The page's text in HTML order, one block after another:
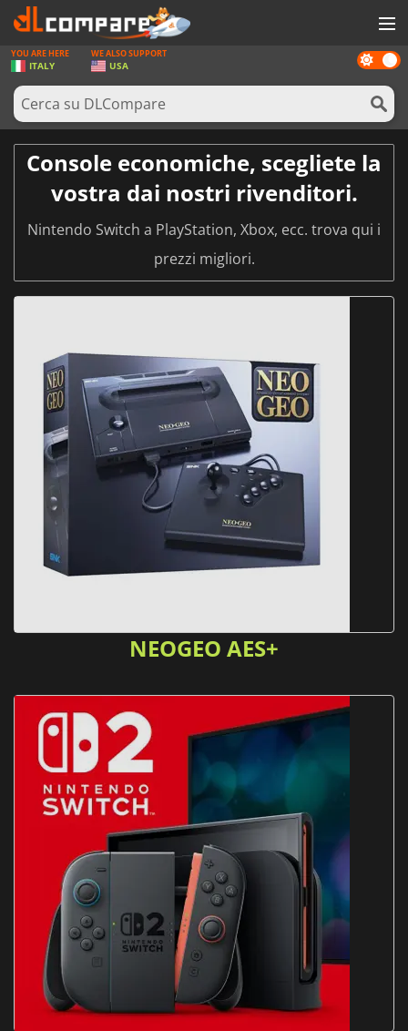
GIOCHI
PREPAGATE
SOFTWARE
REWARDS
ACCEDI O REGISTRATI
Dark
mode
YOU ARE HERE
ITALY
WE ALSO SUPPORT
USA
Console economiche, scegliete la
vostra dai nostri rivenditori.
Nintendo Switch a PlayStation, Xbox, ecc. trova qui i
prezzi migliori.
NEOGEO AES+